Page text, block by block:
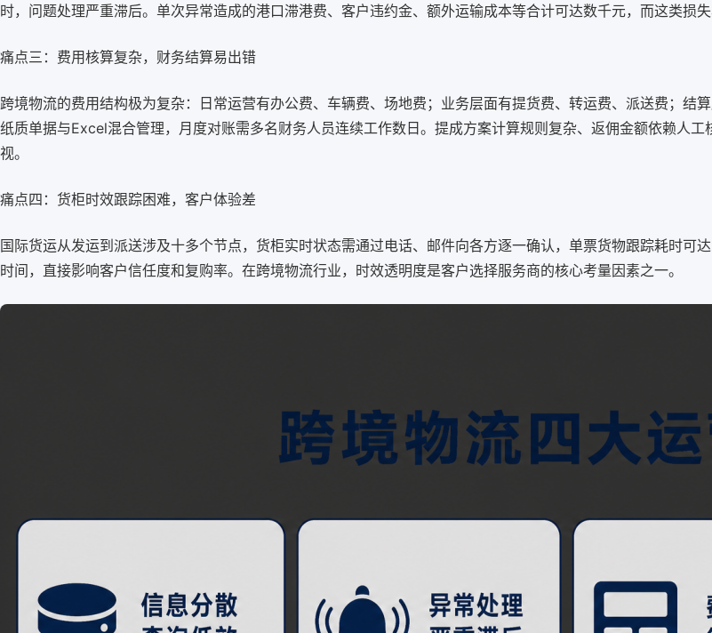
时，问题处理严重滞后。单次异常造成的港口滞港费、客户违约金、额外运输成本等合计可达数千元，而这类损失
痛点三：费用核算复杂，财务结算易出错
跨境物流的费用结构极为复杂：日常运营有办公费、车辆费、场地费；业务层面有提货费、转运费、派送费；结
纸质单据与Excel混合管理，月度对账需多名财务人员连续工作数日。提成方案计算规则复杂、返佣金额依赖人
视。
痛点四：货柜时效跟踪困难，客户体验差
国际货运从发运到派送涉及十多个节点，货柜实时状态需通过电话、邮件向各方逐一确认，单票货物跟踪耗时
时间，直接影响客户信任度和复购率。在跨境物流行业，时效透明度是客户选择服务商的核心考量因素之一。